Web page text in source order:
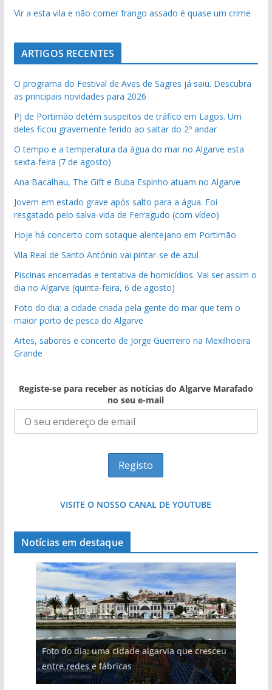
Vir a esta vila e não comer frango assado é quase um crime
ARTIGOS RECENTES
O programa do Festival de Aves de Sagres já saiu. Descubra
as principais novidades para 2026
PJ de Portimão detém suspeitos de tráfico em Lagos. Um
deles ficou gravemente ferido ao saltar do 2º andar
O tempo e a temperatura da água do mar no Algarve esta
sexta-feira (7 de agosto)
Ana Bacalhau, The Gift e Buba Espinho atuam no Algarve
Jovem em estado grave após salto para a água. Foi
resgatado pelo salva-vida de Ferragudo (com vídeo)
Hoje há concerto com sotaque alentejano em Portimão
Vila Real de Santo António vai pintar-se de azul
Piscinas encerradas e tentativa de homicídios. Vai ser assim o
dia no Algarve (quinta-feira, 6 de agosto)
Foto do dia: a cidade criada pela gente do mar que tem o
maior porto de pesca do Algarve
Artes, sabores e concerto de Jorge Guerreiro na Mexilhoeira
Grande
Registe-se para receber as notícias do Algarve Marafado
no seu e-mail
VISITE O NOSSO CANAL DE YOUTUBE
Notícias em destaque
Foto do dia: uma cidade algarvia que cresceu
entre redes e fábricas